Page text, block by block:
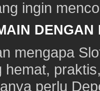
ingin
mengapa
hemat,
perlu